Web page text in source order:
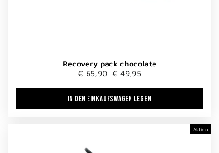
Recovery pack chocolate
Normaler
€ 65,90 Sonderpreis
€ 49,95
IN DEN EINKAUFSWAGEN LEGEN
Aktion